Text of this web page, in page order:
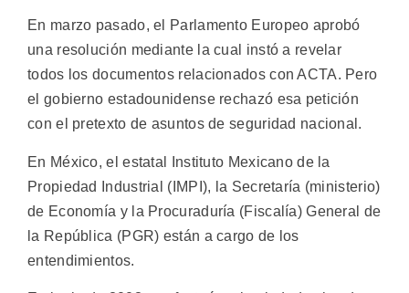
En marzo pasado, el Parlamento Europeo aprobó
una resolución mediante la cual instó a revelar
todos los documentos relacionados con ACTA. Pero
el gobierno estadounidense rechazó esa petición
con el pretexto de asuntos de seguridad nacional.
En México, el estatal Instituto Mexicano de la
Propiedad Industrial (IMPI), la Secretaría (ministerio)
de Economía y la Procuraduría (Fiscalía) General de
la República (PGR) están a cargo de los
entendimientos.